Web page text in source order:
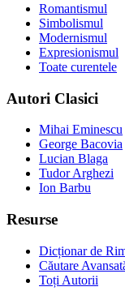
Romantismul
Simbolismul
Modernismul
Expresionismul
Toate curentele
Autori Clasici
Mihai Eminescu
George Bacovia
Lucian Blaga
Tudor Arghezi
Ion Barbu
Resurse
Dicționar de
Căutare
Toți Autorii